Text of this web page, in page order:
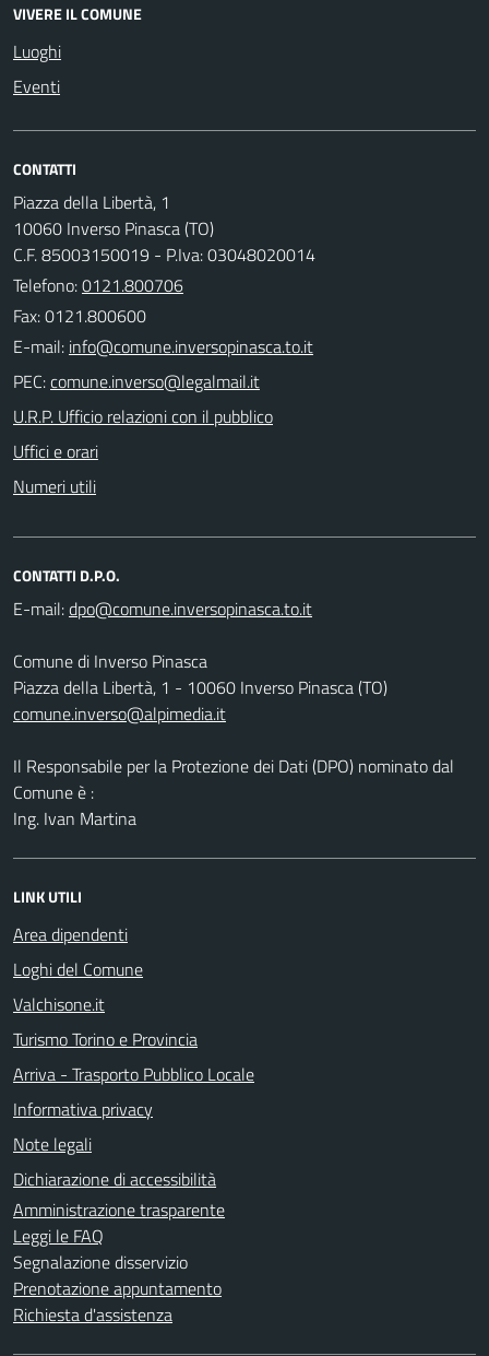
VIVERE IL COMUNE
Luoghi
Eventi
CONTATTI
Piazza della Libertà, 1
10060 Inverso Pinasca (TO)
C.F. 85003150019 - P.Iva: 03048020014
Telefono:0121.800706
Fax: 0121.800600
E-mail:
PEC:
U.R.P. Ufficio relazioni con il pubblico
Uffici e orari
Numeri utili
CONTATTI D.P.O.
E-mail:
Comune di Inverso Pinasca
Piazza della Libertà, 1 - 10060 Inverso Pinasca (TO)
comune.inverso@alpimedia.it
Il Responsabile per la Protezione dei Dati (DPO) nominato dal
Comune è :
Ing. Ivan Martina
LINK UTILI
Area dipendenti
Loghi del Comune
Valchisone.it
Turismo Torino e Provincia
Arriva - Trasporto Pubblico Locale
Informativa privacy
Note legali
Dichiarazione di accessibilità
Amministrazione trasparente
Leggi le FAQ
Segnalazione disservizio
Prenotazione appuntamento
Richiesta d'assistenza